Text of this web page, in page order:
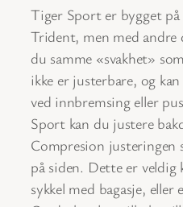
Tiger Sport er bygget på
Trident, men med andre
du samme «svakhet»
ikke er justerbare, og
ved innbremsing eller
Sport kan du justere
Compresion
på siden. Dette er veldig
sykkel med bagasje, eller